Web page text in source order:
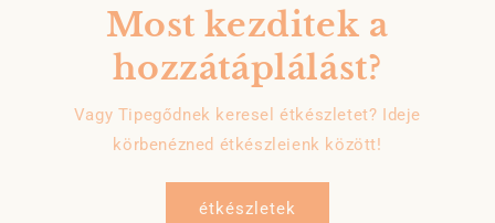
Most kezditek a
hozzátáplálást?
Vagy Tipegődnek keresel étkészletet? Ideje
körbenézned étkészleienk között!
étkészletek